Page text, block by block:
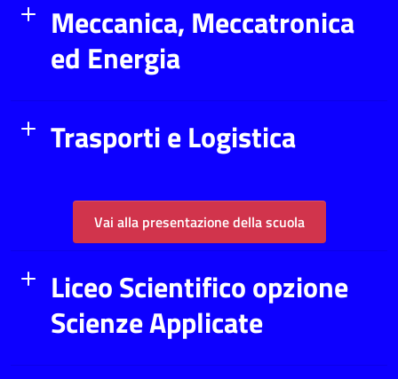
Meccanica, Meccatronica
ed Energia
Trasporti e Logistica
Vai alla presentazione della scuola
Liceo Scientifico opzione
Scienze Applicate